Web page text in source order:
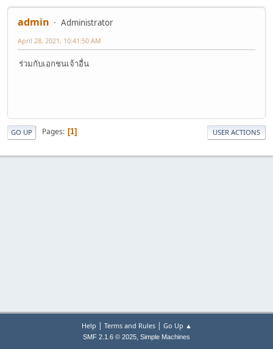
admin Administrator
April 28, 2021, 10:41:50 AM
ร่วมกับเอกชนเจ้าอื่น
GO UP Pages 1 USER ACTIONS
Help | Terms and Rules| Go Up ▲
SMF 2.1.6 © 2025, Simple Machines